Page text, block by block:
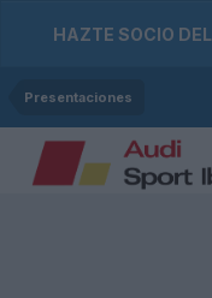
HAZTE SOCIO
Presentaciones